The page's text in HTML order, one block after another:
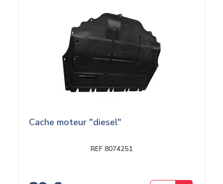
Cache moteur "diesel"
REF 8074251